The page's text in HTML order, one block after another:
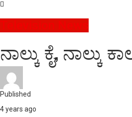
ನಾಲ್ಕು ಕೈ,
Published
4 years ago